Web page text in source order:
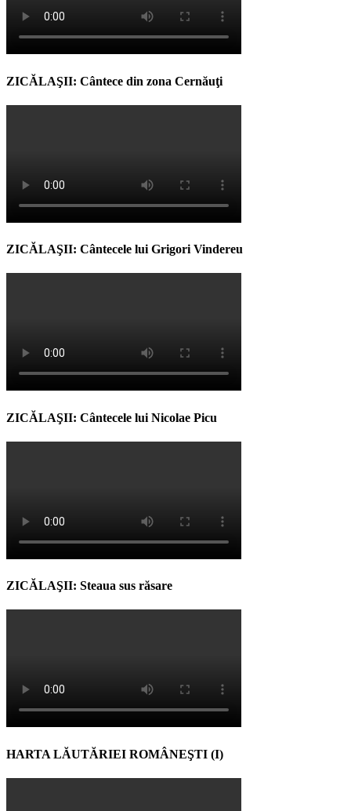
ZICĂLAŞII: Cântece din zona Cernăuţi
ZICĂLAŞII: Cântecele lui Grigori Vindereu
ZICĂLAŞII: Cântecele lui Nicolae Picu
ZICĂLAŞII: Steaua sus răsare
HARTA LĂUTĂRIEI ROMÂNEŞTI (I)